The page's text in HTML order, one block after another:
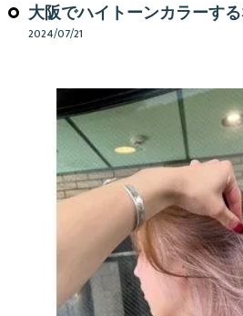
大阪でハイトーンカラーする
2024/07/21